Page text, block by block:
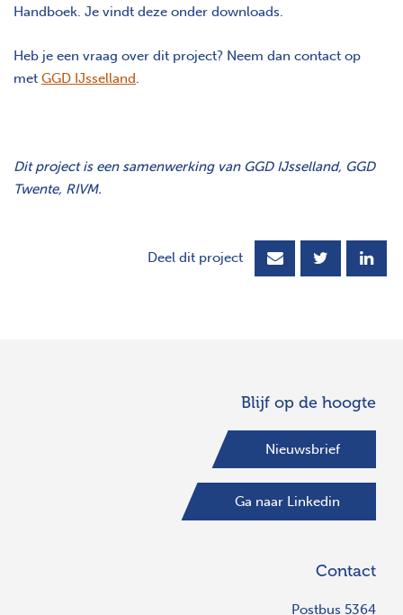
Handboek. Je vindt deze onder downloads.
Heb je een vraag over dit project? Neem dan contact op
met GGD IJsselland.
Dit project is een samenwerking van GGD IJsselland, GGD
Twente, RIVM.
Deel dit project
Blijf op de hoogte
Nieuwsbrief
Ga naar Linkedin
Contact
Postbus 5364